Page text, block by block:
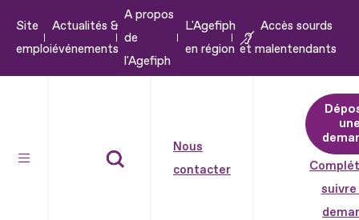
Aller
Site
emploi
Actualités &
événements
A propos
de
l'Agefiph
L'Agefiph
en région
Accès sourds
et malentendants
Nous
contacter
suivre